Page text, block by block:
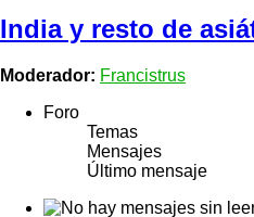
India y resto de
Moderador: Francistrus
Foro
Temas
Mensajes
Último mensaje